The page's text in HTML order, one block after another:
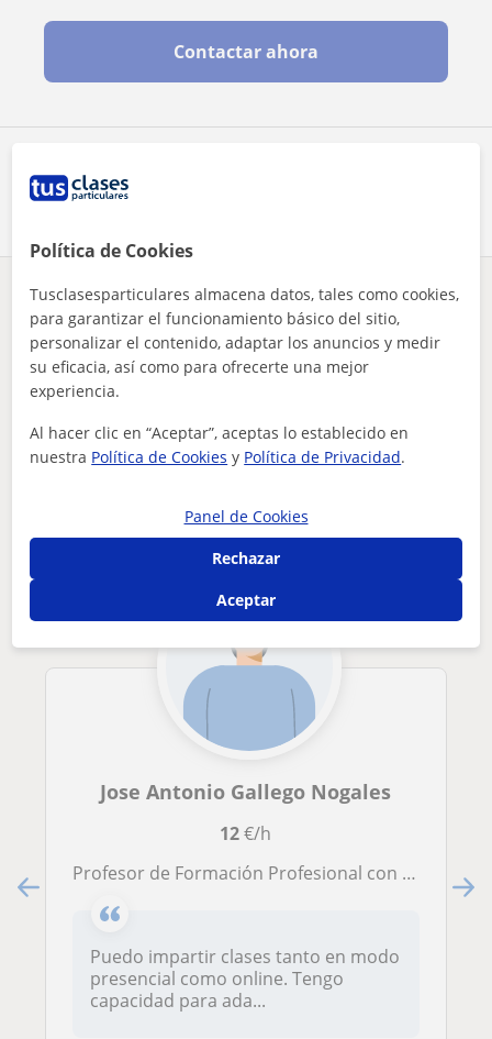
Contactar ahora
¿Hay algún error en este perfil?Cuéntanos
Tus clases particulares Administración de empresas
Mérida
amplia experiencia en administración de empresas. máster por...
Otros profesores de Administración de
empresas en Mérida que pueden
Jose Antonio Gallego Nogales
12€/h
Profesor de Formación Profesional con dos años de experiencia.
Puedo impartir clases tanto en modo
presencial como online. Tengo
capacidad para ada...
Política de Cookies
Tusclasesparticulares almacena datos, tales como cookies,
para garantizar el funcionamiento básico del sitio,
personalizar el contenido, adaptar los anuncios y medir
su eficacia, así como para ofrecerte una mejor
experiencia.
Al hacer clic en “Aceptar”, aceptas lo establecido en
nuestra Política de Cookies y Política de Privacidad.
Panel de Cookies
Rechazar
Aceptar